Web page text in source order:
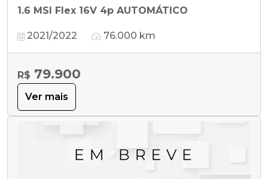
1.6 MSI Flex 16V 4p AUTOMÁTICO
2021/2022 76.000 km
R$ 79.900
Ver mais